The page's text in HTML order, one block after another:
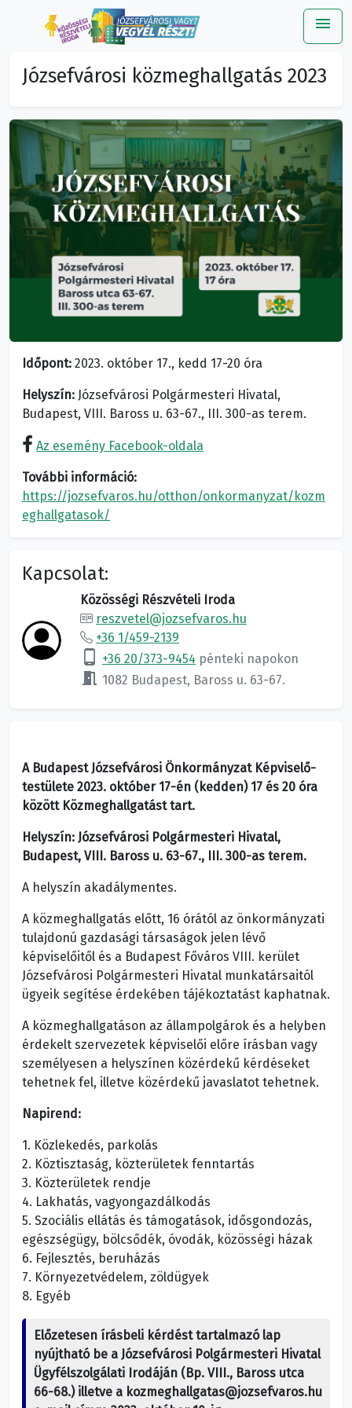
menu
Józsefvárosi közmeghallgatás 2023
Időpont: 2023. október 17., kedd 17-20 óra
Helyszín: Józsefvárosi Polgármesteri Hivatal,
Budapest, VIII. Baross u. 63-67., III. 300-as terem.
Az esemény Facebook-oldala
További információ:
https://jozsefvaros.hu/otthon/onkormanyzat/kozm
eghallgatasok/
Kapcsolat:
Közösségi Részvételi Iroda
reszvetel@jozsefvaros.hu
+36 1/459-2139
phone_android +36 20/373-9454 pénteki napokon
meeting_room 1082 Budapest, Baross u. 63-67.
A Budapest Józsefvárosi Önkormányzat Képviselő-
testülete 2023. október 17-én (kedden) 17 és 20 óra
között Közmeghallgatást tart.
Helyszín: Józsefvárosi Polgármesteri Hivatal,
Budapest, VIII. Baross u. 63-67., III. 300-as terem.
A helyszín akadálymentes.
A közmeghallgatás előtt, 16 órától az önkormányzati
tulajdonú gazdasági társaságok jelen lévő
képviselőitől és a Budapest Főváros VIII. kerület
Józsefvárosi Polgármesteri Hivatal munkatársaitól
ügyeik segítése érdekében tájékoztatást kaphatnak.
A közmeghallgatáson az állampolgárok és a helyben
érdekelt szervezetek képviselői előre írásban vagy
személyesen a helyszínen közérdekű kérdéseket
tehetnek fel, illetve közérdekű javaslatot tehetnek.
Napirend:
1. Közlekedés, parkolás
2. Köztisztaság, közterületek fenntartás
3. Közterületek rendje
4. Lakhatás, vagyongazdálkodás
5. Szociális ellátás és támogatások, idősgondozás,
egészségügy, bölcsődék, óvodák, közösségi házak
6. Fejlesztés, beruházás
7. Környezetvédelem, zöldügyek
8. Egyéb
Előzetesen írásbeli kérdést tartalmazó lap
nyújtható be a Józsefvárosi Polgármesteri Hivatal
Ügyfélszolgálati Irodáján (Bp. VIII., Baross utca
66-68.) illetve a kozmeghallgatas@jozsefvaros.hu